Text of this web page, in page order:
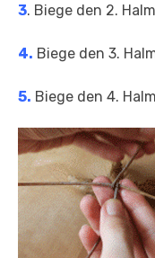
3. Biege den 2.
4. Biege den 3.
5. Biege den 4.